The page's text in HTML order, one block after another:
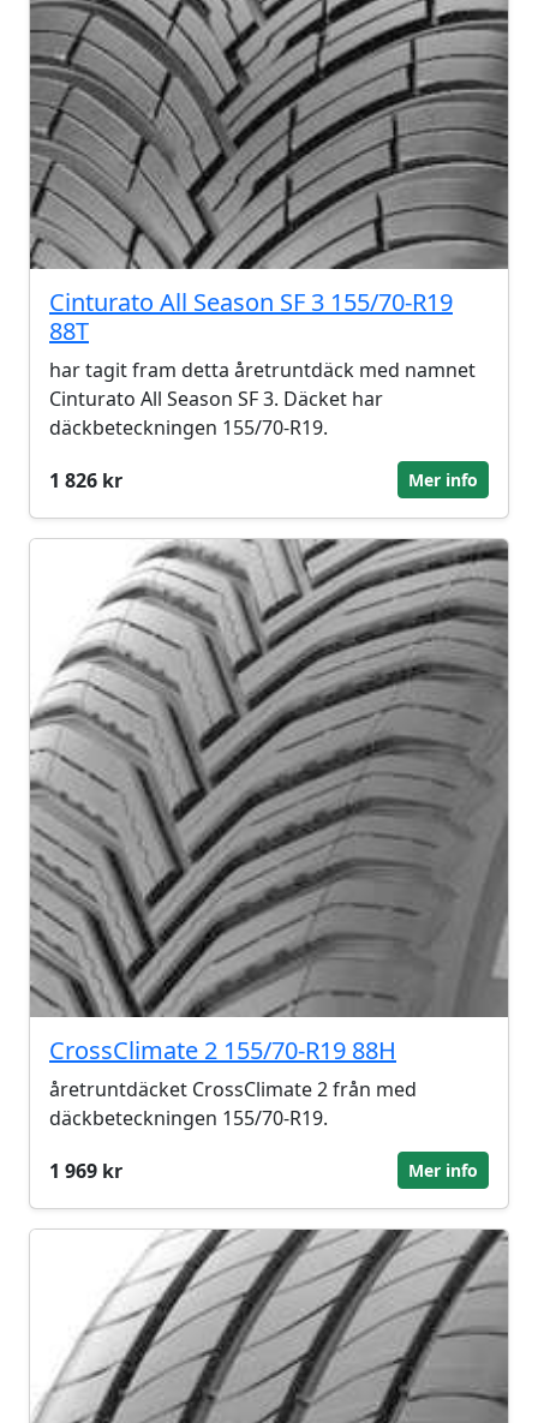
Cinturato All Season SF 3 155/70-R19
88T
har tagit fram detta åretruntdäck med namnet
Cinturato All Season SF 3. Däcket har
däckbeteckningen 155/70-R19.
1 826 kr
Mer info
CrossClimate 2 155/70-R19 88H
åretruntdäcket CrossClimate 2 från med
däckbeteckningen 155/70-R19.
1 969 kr
Mer info